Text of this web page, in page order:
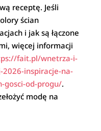
receptę. Jeśli
ścian
i jak są łączone
więcej informacji
fait.pl/wnetrza-i-
inspiracje-na-
gosci-od-progu/.
modę na